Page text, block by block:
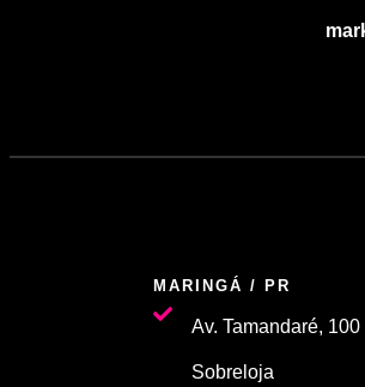
MARINGÁ / PR
Av. Tamandaré, 100
Sobreloja